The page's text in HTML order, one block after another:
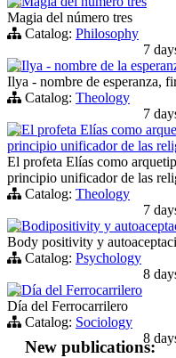
Magia del número tres
Catalog: Philosophy
7
Ilya - nombre de la
Ilya - nombre de esperanza,
Catalog: Theology
7
El profeta Elías como
principio unificador de las
El profeta Elías como
principio unificador de las
Catalog: Theology
7
Bodipositivity y
Body positivity y
Catalog: Psychology
8
Día del Ferrocarrilero
Día del Ferrocarrilero
Catalog: Sociology
8
New publications: